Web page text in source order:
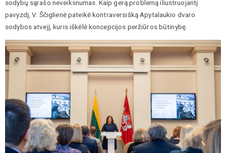
sodybų sąrašo neveiksnumas. Kaip gerą problemą iliustruojantį
pavyzdį, V. Ščiglienė pateikė kontraversišką Apytalaukio dvaro
sodybos atvejį, kuris iškėlė koncepcijos peržiūros būtinybę.